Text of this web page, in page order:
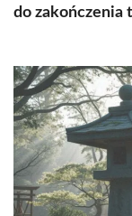
do zakończenia